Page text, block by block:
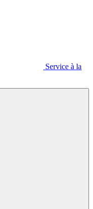
Service à la